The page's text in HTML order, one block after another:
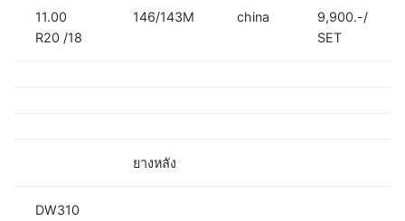
11.00
R20 /18
146/143M china
9,900.-/
SET
ยางหลัง
DW310